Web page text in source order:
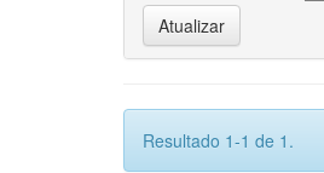
Resultado 1-1 de 1.